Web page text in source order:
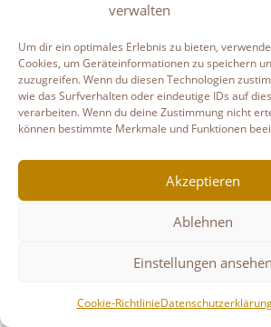
verwalten
Um dir ein optimales Erlebnis zu bieten,
Cookies, um Geräteinformationen zu speichern
zuzugreifen. Wenn du diesen Technologien
wie das Surfverhalten oder eindeutige IDs auf
verarbeiten. Wenn du deine Zustimmung nicht
können bestimmte Merkmale und Funktionen
Akzeptieren
Ablehnen
Einstellungen ansehen
Cookie-Richtlinie
Links
Impressum
Cookie-
Copyright © Gudruns